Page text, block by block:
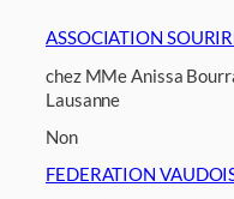
ASSOCIATION
chez MMe Anissa
Lausanne
Non
FEDERATION